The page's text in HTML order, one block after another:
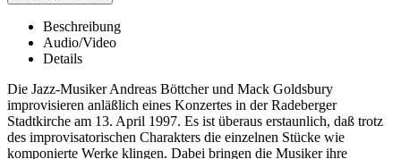
Beschreibung
Audio/Video
Details
Die Jazz-Musiker Andreas Böttcher und Mack Goldsbury
improvisieren anläßlich eines Konzertes in der Radeberger
Stadtkirche am 13. April 1997. Es ist überaus erstaunlich, daß trotz
des improvisatorischen Charakters die einzelnen Stücke wie
komponierte Werke klingen. Dabei bringen die Musiker ihre